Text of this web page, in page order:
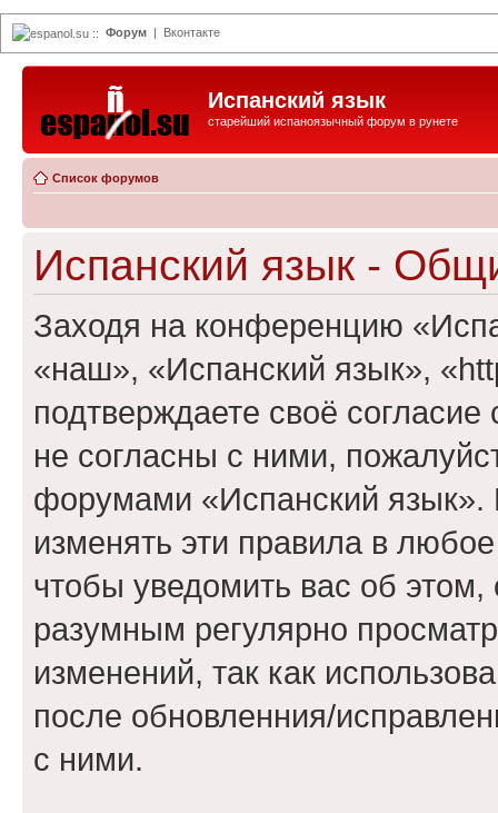
espanol.su :: Форум | Вконтакте
Испанский язык
старейший испаноязычный форум в рунете
Список форумов
Испанский язык -
Заходя на конференцию
«наш», «Испанский язык»,
подтверждаете своё
не согласны с ними,
форумами «Испанский
изменять эти правила в
чтобы уведомить вас об
разумным регулярно
изменений, так как
после обновленния/
с ними.